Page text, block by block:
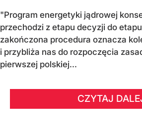
"Program energetyki jądrowej
przechodzi z etapu decyzji do
zakończona procedura oznacza
i przybliża nas do rozpoczęcia
pierwszej polskiej...
CZYTAJ